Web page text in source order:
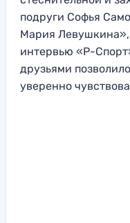
подруги Софья
Мария Левушкина»,
интервью «Р-
друзьями
уверенно